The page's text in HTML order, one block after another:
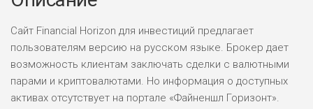
Сайт Financial Horizon для инвестиций предлагает
пользователям версию на русском языке. Брокер дает
возможность клиентам заключать сделки с валютными
парами и криптовалютами. Но информация о доступных
активах отсутствует на портале «Файненшл Горизонт».